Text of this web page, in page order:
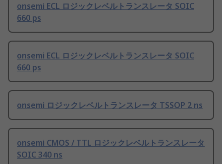
onsemi ECL ロジックレベルトランスレータ SOIC
660 ps
onsemi ECL ロジックレベルトランスレータ SOIC
660 ps
onsemi ロジックレベルトランスレータ TSSOP 2 ns
onsemi CMOS / TTL ロジックレベルトランスレータ
SOIC 340 ns